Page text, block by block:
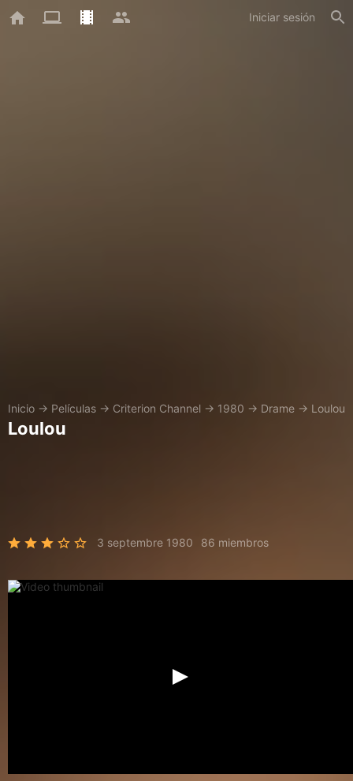
Iniciar sesión
Inicio → Películas → Criterion Channel → 1980 → Drame → Loulou
Loulou
3 septembre 1980 86 miembros